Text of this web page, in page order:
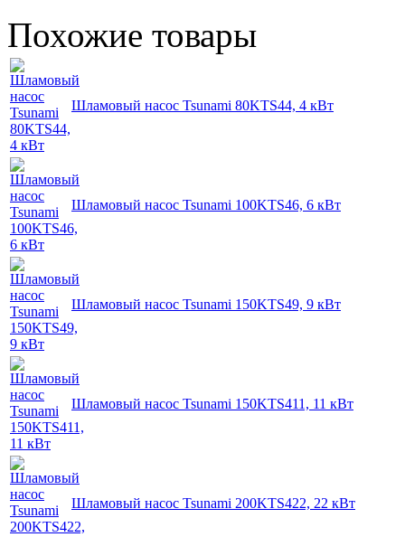
Похожие товары
Шламовый насос Tsunami 80KTS44, 4 кВт
Шламовый насос Tsunami 100KTS46, 6 кВт
Шламовый насос Tsunami 150KTS49, 9 кВт
Шламовый насос Tsunami 150KTS411, 11 кВт
Шламовый насос Tsunami 200KTS422, 22 кВт